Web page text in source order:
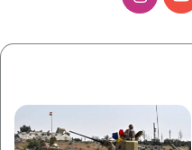
ي
و
ت
ق